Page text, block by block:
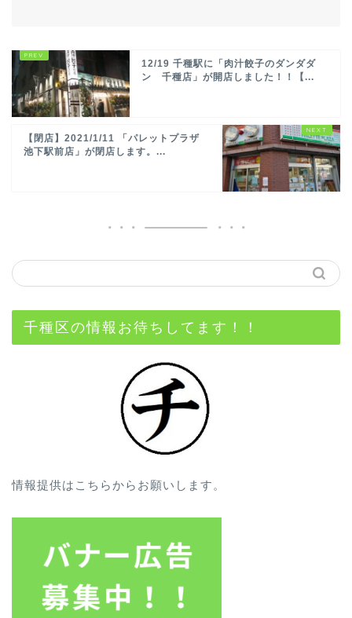
12/19 千種駅に「肉汁餃子のダンダダ
ン 千種店」が開店しました！！【...
【閉店】2021/1/11 「パレットプラザ
池下駅前店」が閉店します。...
千種区の情報お待ちしてます！！
情報提供はこちらからお願いします。